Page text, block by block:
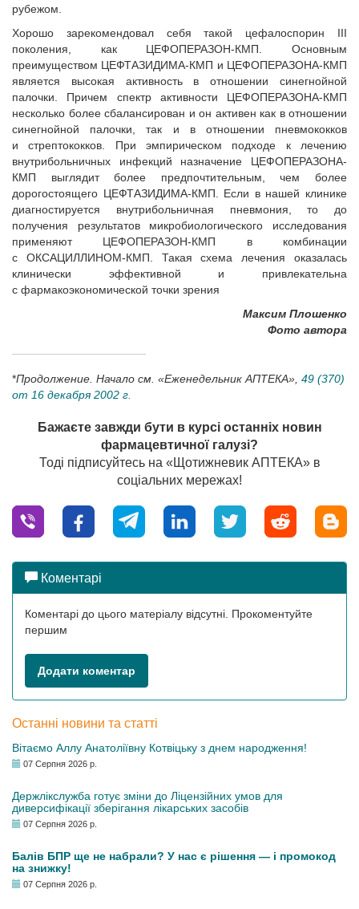
рубежом.
Хорошо зарекомендовал себя такой цефалоспорин III
поколения, как ЦЕФОПЕРАЗОН-КМП. Основным
преимуществом ЦЕФТАЗИДИМА-КМП и ЦЕФОПЕРАЗОНА-КМП
является высокая активность в отношении синегнойной
палочки. Причем спектр активности ЦЕФОПЕРАЗОНА-КМП
несколько более сбалансирован и он активен как в отношении
синегнойной палочки, так и в отношении пневмококков
и стрептококков. При эмпирическом подходе к лечению
внутрибольничных инфекций назначение ЦЕФОПЕРАЗОНА-
КМП выглядит более предпочтительным, чем более
дорогостоящего ЦЕФТАЗИДИМА-КМП. Если в нашей клинике
диагностируется внутрибольничная пневмония, то до
получения результатов микробиологического исследования
применяют ЦЕФОПЕРАЗОН-КМП в комбинации
с ОКСАЦИЛЛИНОМ-КМП. Такая схема лечения оказалась
клинически эффективной и привлекательна
с фармакоэкономической точки зрения
Максим Плошенко
Фото автора
*Продолжение. Начало см. «Еженедельник АПТЕКА», 49 (370)
от 16 декабря 2002 г.
Бажаєте завжди бути в курсі останніх новин
фармацевтичної галузі?
Тоді підписуйтесь на «Щотижневик АПТЕКА» в
соціальних мережах!
Коментарі
Коментарі до цього матеріалу відсутні. Прокоментуйте
першим
Додати коментар
Останні новини та статті
Вітаємо Аллу Анатоліївну Котвіцьку з днем народження!
07 Серпня 2026 р.
Держлікслужба готує зміни до Ліцензійних умов для
диверсифікації зберігання лікарських засобів
07 Серпня 2026 р.
Балів БПР ще не набрали? У нас є рішення — і промокод
на знижку!
07 Серпня 2026 р.